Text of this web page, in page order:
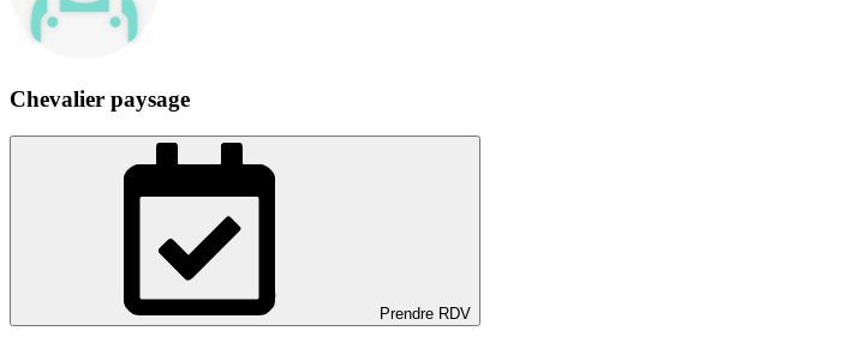
Chevalier paysage
Prendre RDV